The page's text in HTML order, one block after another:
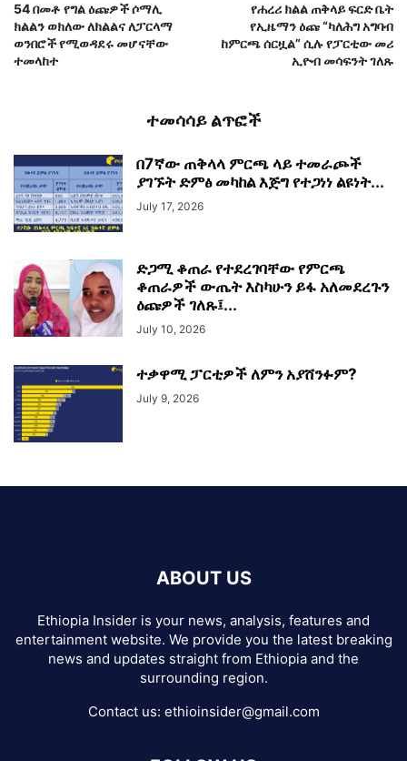
54 በመቶ የግል ዕጩዎች ሶማሊ
ክልልን ወክለው ለክልልና ለፓርላማ
ወንበሮች የሚወዳደሩ መሆናቸው
ተመላከተ
የሐረሪ ክልል ጠቅላይ ፍርድ ቤት
የኢዜማን ዕጩ “ካለሕግ አግባብ
ከምርጫ ሰርዟል” ሲሉ የፓርቲው መሪ
ኢዮብ መሳፍንት ገለጹ
ተመሳሳይ ልጥፎች
በ7ኛው ጠቅላላ ምርጫ ላይ ተመራጮች
ያገኙት ድምፅ መካከል እጅግ የተጋነነ ልዩነት...
July 17, 2026
ድጋሚ ቆጠራ የተደረገባቸው የምርጫ
ቆጠራዎች ውጤት እስካሁን ይፋ አለመደረጉን
ዕጩዎች ገለጹ፤...
July 10, 2026
ተቃዋሚ ፓርቲዎች ለምን አያሸንፉም?
July 9, 2026
ABOUT US
Ethiopia Insider is your news, analysis, features and
entertainment website. We provide you the latest breaking
news and updates straight from Ethiopia and the
surrounding region.
Contact us: ethioinsider@gmail.com